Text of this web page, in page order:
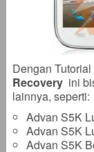
Dengan Tutorial
Recovery ini
lainnya, seperti:
Advan S5K
Advan S5K
Advan S5K